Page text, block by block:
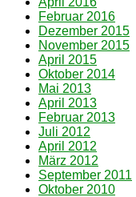
Februar 2016
Dezember 2015
November 2015
April 2015
Oktober 2014
Mai 2013
April 2013
Februar 2013
Juli 2012
April 2012
März 2012
September 2011
Oktober 2010